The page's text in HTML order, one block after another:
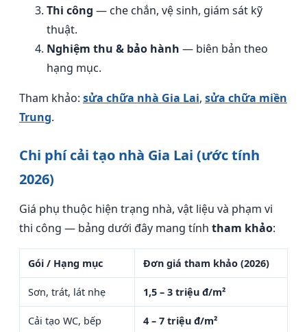
Thi công — che chắn, vệ sinh, giám sát kỹ
thuật.
Nghiệm thu & bảo hành — biên bản theo
hạng mục.
Tham khảo: sửa chữa nhà Gia Lai, sửa chữa miền
Trung.
Chi phí cải tạo nhà Gia Lai (ước tính
2026)
Giá phụ thuộc hiện trạng nhà, vật liệu và phạm vi
thi công — bảng dưới đây mang tính tham khảo:
Gói / Hạng mục Đơn giá tham khảo (2026)
Sơn, trát, lát nhẹ 1,5 – 3 triệu đ/m²
Cải tạo WC, bếp 4 – 7 triệu đ/m²